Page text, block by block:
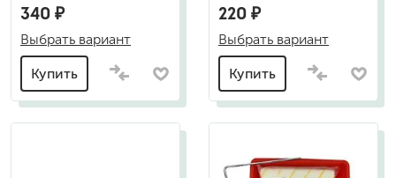
340 ₽
Выбрать вариант
Купить
220 ₽
Выбрать вариант
Купить